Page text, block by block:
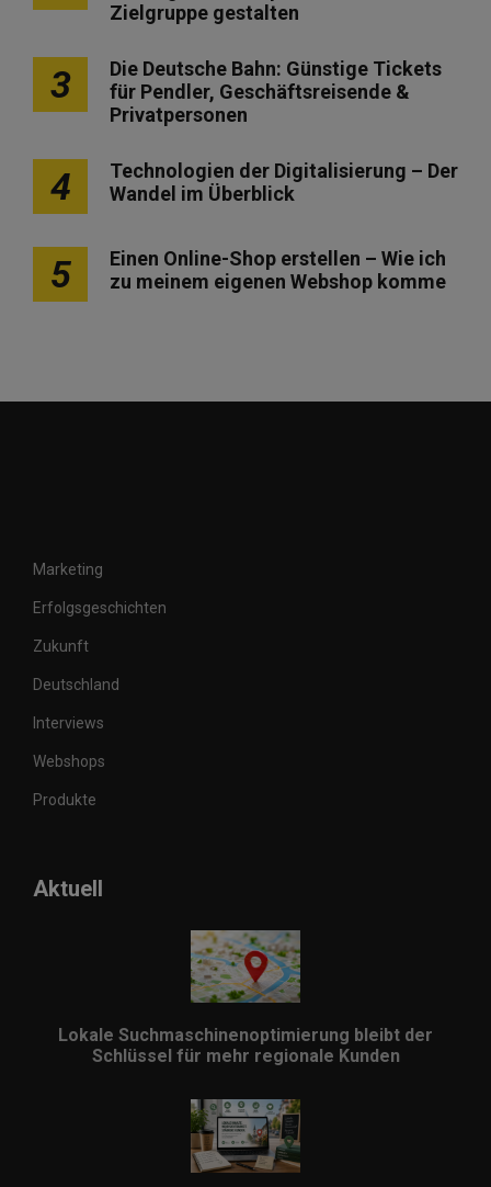
Zielgruppe gestalten
3
Die Deutsche Bahn: Günstige Tickets
für Pendler, Geschäftsreisende &
Privatpersonen
4
Technologien der Digitalisierung – Der
Wandel im Überblick
5
Einen Online-Shop erstellen – Wie ich
zu meinem eigenen Webshop komme
Marketing
Erfolgsgeschichten
Zukunft
Deutschland
Interviews
Webshops
Produkte
Aktuell
Lokale Suchmaschinenoptimierung bleibt der
Schlüssel für mehr regionale Kunden